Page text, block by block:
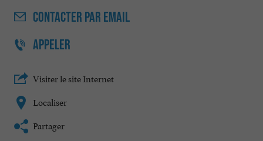
CONTACTER PAR EMAIL
APPELER
Visiter le site Internet
Localiser
Partager